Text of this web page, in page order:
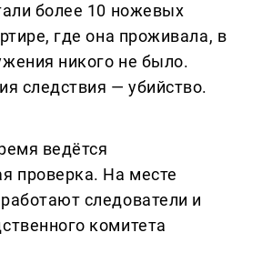
более 10 ножевых
где она проживала, в
никого не было.
следствия — убийство.
ведётся
проверка. На месте
следователи и
комитета